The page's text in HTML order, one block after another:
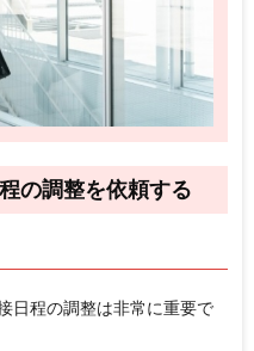
の調整を依頼する
日程の調整は非常に重要で